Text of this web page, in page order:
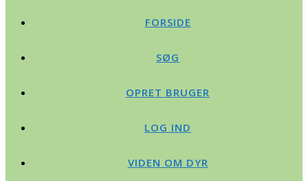
FORSIDE
SØG
OPRET BRUGER
LOG IND
VIDEN OM DYR